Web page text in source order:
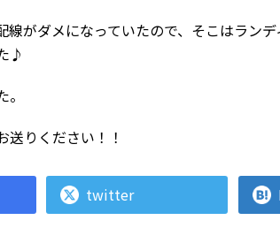
線がダメになっていたので、そこはラン
♪
送りください！！
twitter